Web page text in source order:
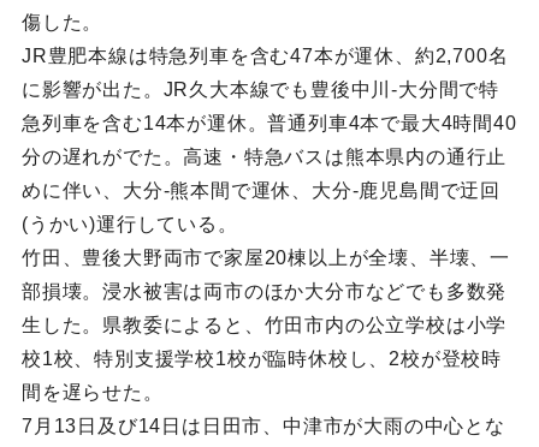
傷した。
JR豊肥本線は特急列車を含む47本が運休、約2,700名
に影響が出た。JR久大本線でも豊後中川-大分間で特
急列車を含む14本が運休。普通列車4本で最大4時間40
分の遅れがでた。高速・特急バスは熊本県内の通行止
めに伴い、大分-熊本間で運休、大分-鹿児島間で迂回
(うかい)運行している。
竹田、豊後大野両市で家屋20棟以上が全壊、半壊、一
部損壊。浸水被害は両市のほか大分市などでも多数発
生した。県教委によると、竹田市内の公立学校は小学
校1校、特別支援学校1校が臨時休校し、2校が登校時
間を遅らせた。
7月13日及び14日は日田市、中津市が大雨の中心とな